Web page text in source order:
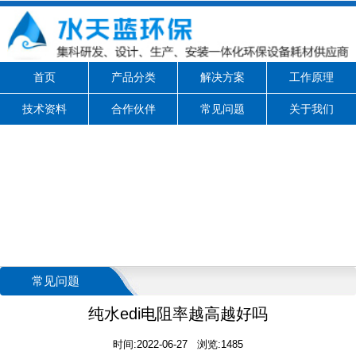
首页 产品分类 解决方案 工作原理
技术资料 合作伙伴 常见问题 关于我们
常见问题
纯水edi电阻率越高越好吗
时间:2022-06-27 浏览:1485